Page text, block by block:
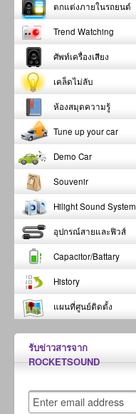
ตกแต่งภายในรถยนต์
Trend Watching
ศัพท์เครื่องเสียง
เคล็ดไม่ลับ
ห้องสมุดความรู้
Tune up your car
Demo Car
Souvenir
Hilight Sound System
อุปกรณ์สายและฟิวส์
Capacitor/Battary
History
แผนที่ศูนย์ติดตั้ง
รับข่าวสารจาก
ROCKETSOUND